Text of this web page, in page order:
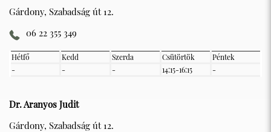
Gárdony, Szabadság út 12.
06 22 355 349
Hétfő Kedd Szerda Csütörtök
Péntek
-
- - 14:15-16:15 -
Dr. Aranyos Judit
Gárdony, Szabadság út 12.